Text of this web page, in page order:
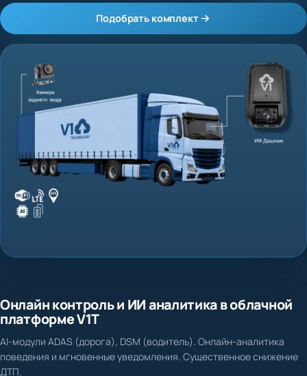
Онлайн контроль и ИИ аналитика в облачной
платформе V1T
поведения и мгновенные уведомления. Существенное снижение
ДТП.